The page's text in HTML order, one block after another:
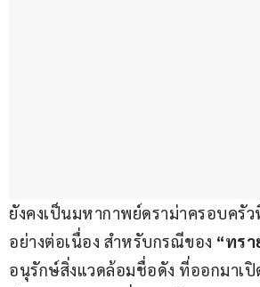
ยังคงเป็นมหากาพย์ดราม่าครอบครั
อย่างต่อเนื่อง สำหรับกรณีของ “ทรา
อนุรักษ์สิ่งแวดล้อมชื่อดัง ที่ออกมาเปิ